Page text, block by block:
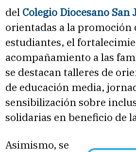
del Colegio Diocesano San
orientadas a la
estudiantes, el
acompañamiento a las
se destacan talleres de
de educación media,
sensibilización sobre
solidarias en beneficio de
Asimismo, se